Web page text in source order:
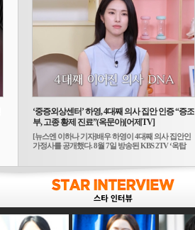
‘중증외상센터’ 하영, 4대째 의사 집안 인증 “증조
부, 고종 황제 진료”(옥문아)[어제TV]
[뉴스엔 이하나 기자]배우 하영이 4대째 의사 집안인
가정사를 공개했다. 8월 7일 방송된 KBS 2TV ‘옥탑